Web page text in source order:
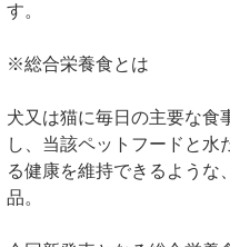
す。
※総合栄養食とは
犬又は猫に毎日の主要な食
し、当該ペットフードと水
る健康を維持できるような
品。